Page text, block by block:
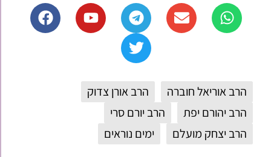
הרב אוריאל חוברה
הרב אורן צדוק
הרב יהורם יפת
הרב יורם סרי
הרב יצחק מועלם
ימים נוראים